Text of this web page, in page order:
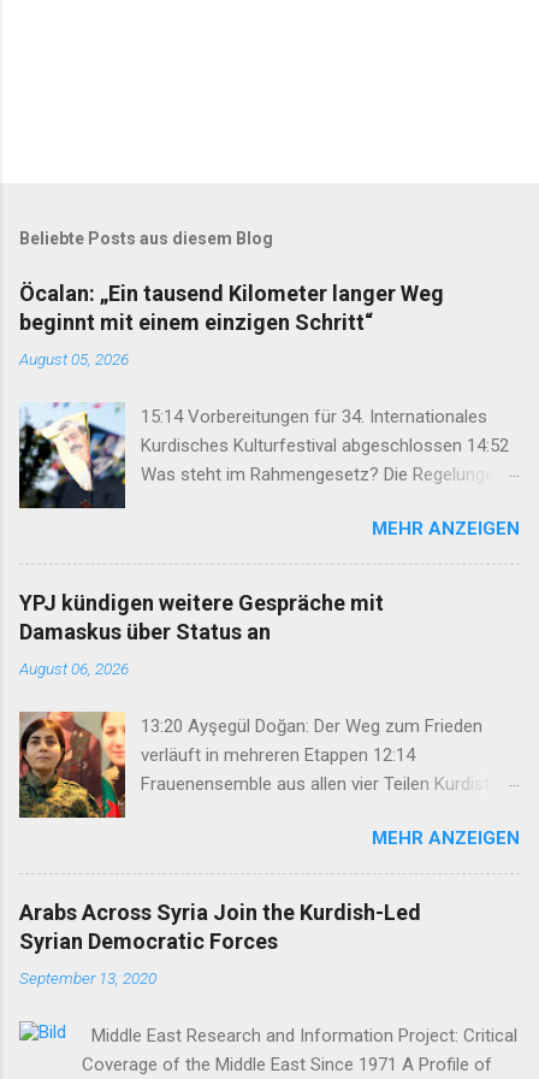
Beliebte Posts aus diesem Blog
Öcalan: „Ein tausend Kilometer langer Weg
beginnt mit einem einzigen Schritt“
August 05, 2026
15:14 Vorbereitungen für 34. Internationales
Kurdisches Kulturfestival abgeschlossen 14:52
Was steht im Rahmengesetz? Die Regelungen
Keimzelle des Demokratisierungsprozesses
werden 14:25 Rahmengesetz zum
Friedensprozess ins Parlament eingebracht
12:46 TJA: Von der Forderung nach Öcalans
Organisierung verhinderte Großangriff des IS
11:03 Bahçeli: Abdullah Öcalan muss das Recht
auf Hoffnung erhalten 07:50 Nihat Demir:
Arbeiterklasse in der Türkei 22:47 Syrische
Übergangsregieru...
MEHR ANZEIGEN
YPJ kündigen weitere Gespräche mit
Damaskus über Status an
August 06, 2026
13:20 Ayşegül Doğan: Der Weg zum Frieden
verläuft in mehreren Etappen 12:14
Frauenensemble aus allen vier Teilen Kurdistans
Gefängnisse sind zu Zentren systematischer
Rechtsverletzungen geworden 11:39 Şilan Çelik:
Gesetzentwurf ist ein wichtiger Schritt für den
Friedensprozess 09:37 Völkermord-
08:00 „Sucht ist kein individuelles Problem,
Herausforderung“ 15:14 Vorbereitungen für 34.
Internationales Kurdisches Kulturfestival
MEHR ANZEIGEN
Arabs Across Syria Join the Kurdish-Led
Syrian Democratic Forces
September 13, 2020
Middle East Research and Information Project: Critical
Coverage of the Middle East Since 1971 A Profile of